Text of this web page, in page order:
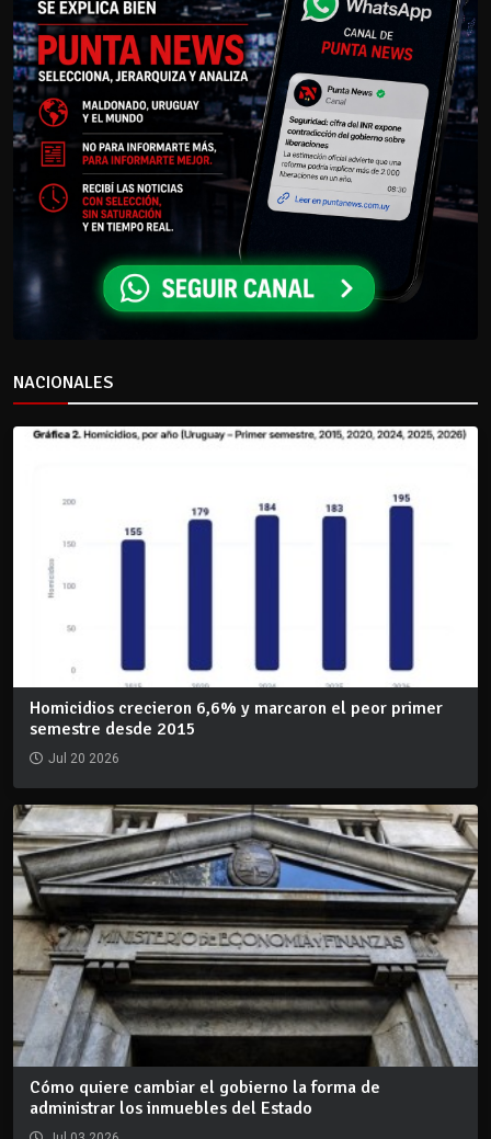
NACIONALES
Homicidios crecieron 6,6% y marcaron el peor primer
semestre desde 2015
Jul 20 2026
Cómo quiere cambiar el gobierno la forma de
administrar los inmuebles del Estado